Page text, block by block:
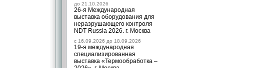
до 21.10.2026
26-я Международная
выставка оборудования для
неразрушающего контроля
NDT Russia 2026. г. Москва
c 16.09.2026 до 18.09.2026
19-я международная
специализированная
выставка «Термообработка –